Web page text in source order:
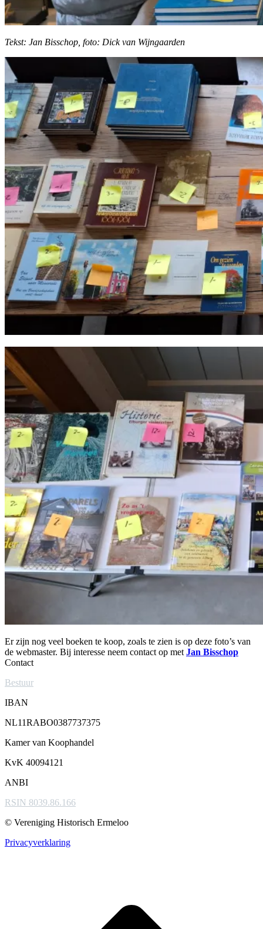
Tekst: Jan Bisschop, foto: Dick van Wijngaarden
Er zijn nog veel boeken te koop, zoals te zien is op deze foto’s van
de webmaster. Bij interesse neem contact op met Jan Bisschop
Contact
Bestuur
IBAN
NL11RABO0387737375
Kamer van Koophandel
KvK 40094121
ANBI
RSIN 8039.86.166
© Vereniging Historisch Ermeloo
Privacyverklaring